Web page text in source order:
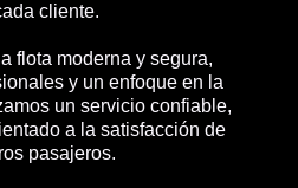
cliente.
flota moderna y segura,
y un enfoque en la
un servicio confiable,
a la satisfacción de
pasajeros.